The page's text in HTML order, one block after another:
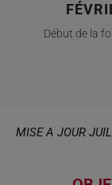
Début de la
MISE A JOUR